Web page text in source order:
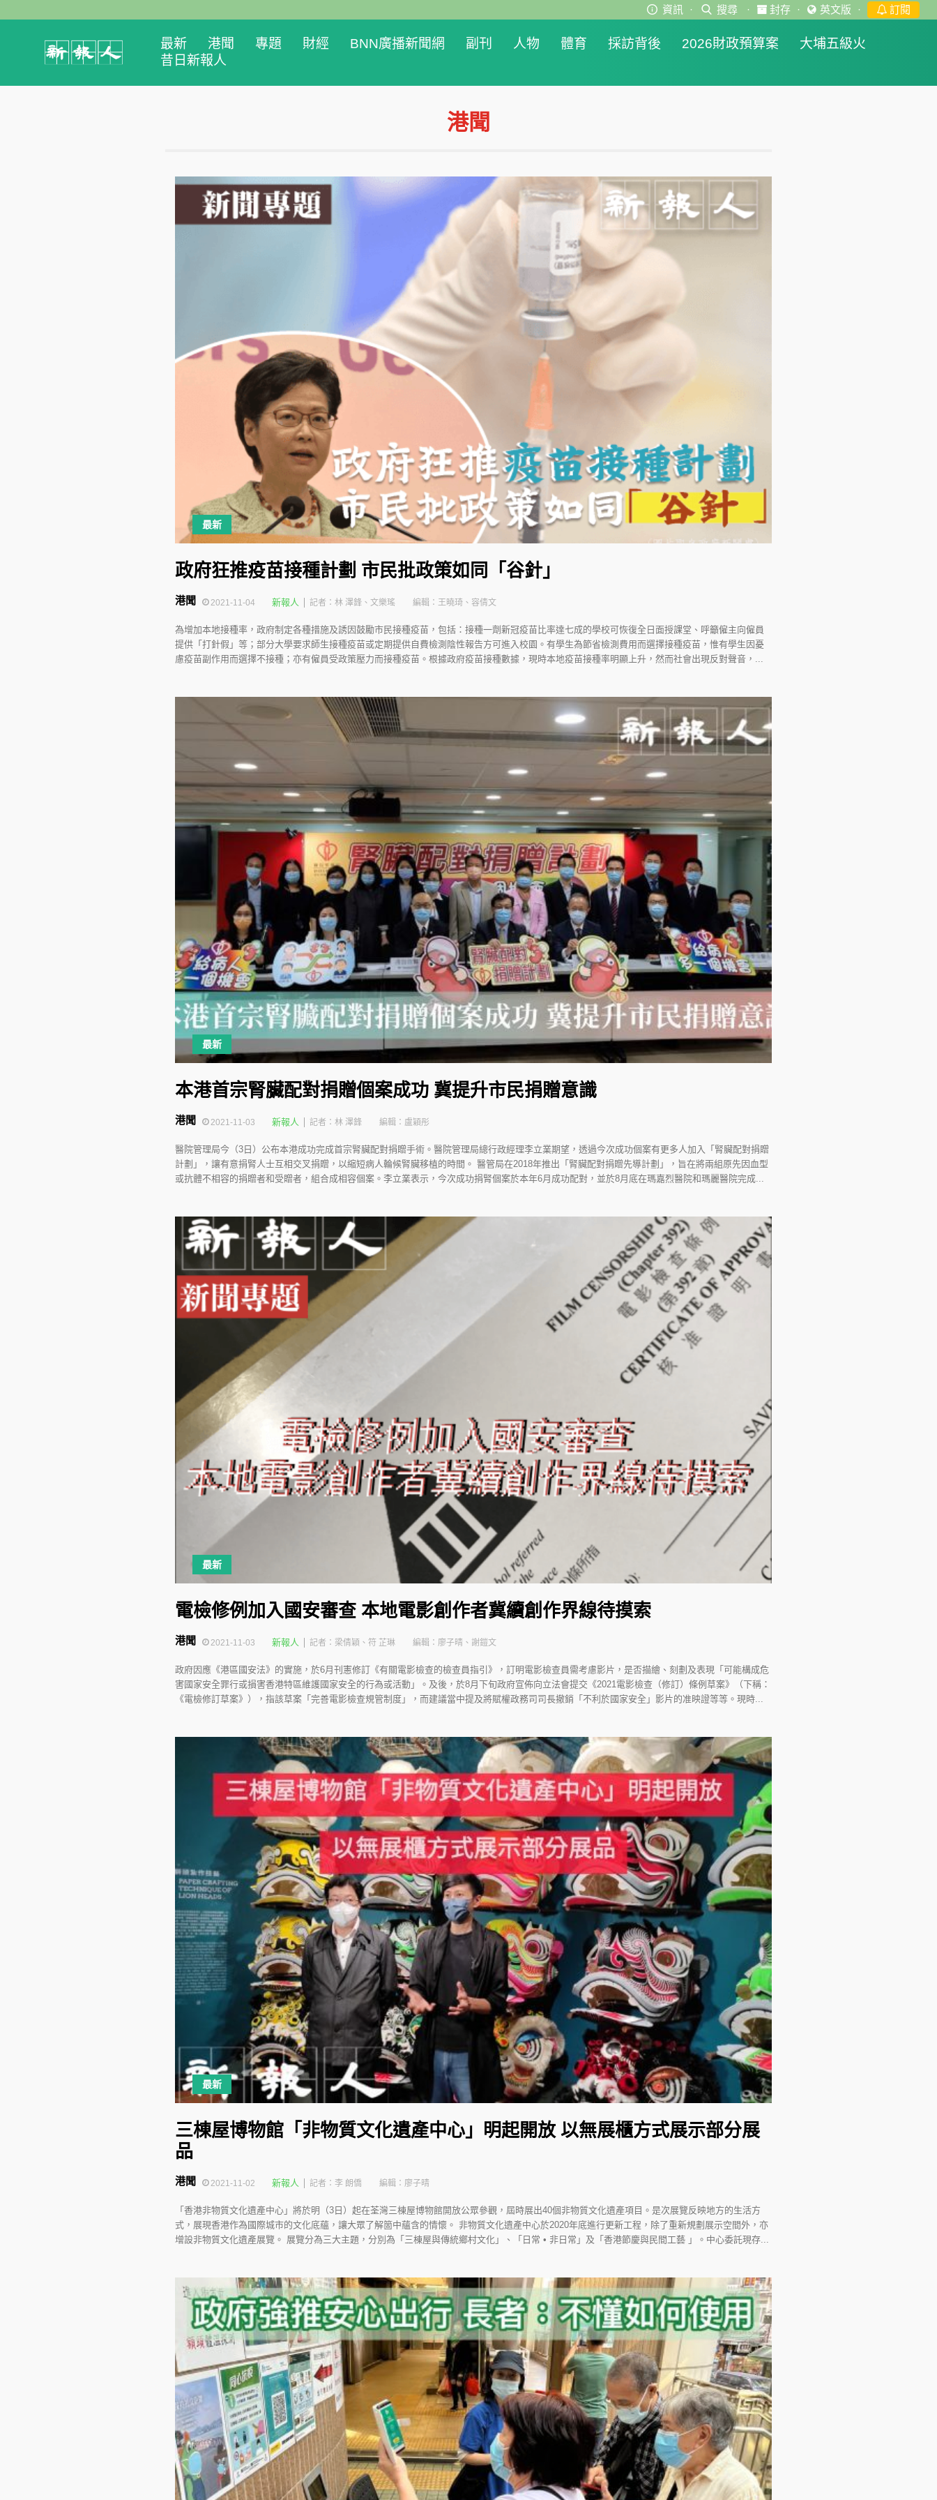
資訊 · 搜尋 · 封存 · 英文版 · 訂閱
最新 港聞 專題 財經 BNN廣播新聞網 副刊 人物 體育 採訪背後 2026財政預算案
大埔五級火
昔日新報人
港聞
最新
政府狂推疫苗接種計劃 市民批政策如同「谷針」
2021-11-04
港聞 新報人 記者：林 澤鋒、文樂瑤 編輯：王曉琦、容倩文
為增加本地接種率，政府制定各種措施及誘因鼓勵市民接種疫苗，包括：接種一劑新冠疫苗比率達七成的學校可恢復全日面授課堂、呼籲僱主向僱員
提供「打針假」等；部分大學要求師生接種疫苗或定期提供自費檢測陰性報告方可進入校園。有學生為節省檢測費用而選擇接種疫苗，惟有學生因憂
慮疫苗副作用而選擇不接種；亦有僱員受政策壓力而接種疫苗。根據政府疫苗接種數據，現時本地疫苗接種率明顯上升，然而社會出現反對聲音，...
最新
本港首宗腎臟配對捐贈個案成功 冀提升市民捐贈意識
2021-11-03
港聞 新報人 記者：林 澤鋒 編輯：盧穎彤
醫院管理局今（3日）公布本港成功完成首宗腎臟配對捐贈手術。醫院管理局總行政經理李立業期望，透過今次成功個案有更多人加入「腎臟配對捐贈
計劃」，讓有意捐腎人士互相交叉捐贈，以縮短病人輪候腎臟移植的時間。 醫管局在2018年推出「腎臟配對捐贈先導計劃」，旨在將兩組原先因血型
或抗體不相容的捐贈者和受贈者，組合成相容個案。李立業表示，今次成功捐腎個案於本年6月成功配對，並於8月底在瑪嘉烈醫院和瑪麗醫院完成...
最新
電檢修例加入國安審查 本地電影創作者冀續創作界線待摸索
2021-11-03
港聞 新報人 記者：梁倩穎、符 芷琳 編輯：廖子晴、謝鎧文
政府因應《港區國安法》的實施，於6月刊憲修訂《有關電影檢查的檢查員指引》，訂明電影檢查員需考慮影片，是否描繪、刻劃及表現「可能構成危
害國家安全罪行或損害香港特區維護國家安全的行為或活動」。及後，於8月下旬政府宣佈向立法會提交《2021電影檢查（修訂）條例草案》（下稱：
《電檢修訂草案》），指該草案「完善電影檢查規管制度」，而建議當中提及將賦權政務司司長撤銷「不利於國家安全」影片的准映證等等。現時...
最新
三棟屋博物館「非物質文化遺產中心」明起開放 以無展櫃方式展示部分展
品
2021-11-02
港聞 新報人 記者：李 朗僑 編輯：廖子晴
「香港非物質文化遺產中心」將於明（3日）起在荃灣三棟屋博物館開放公眾參觀，屆時展出40個非物質文化遺產項目。是次展覽反映地方的生活方
式，展現香港作為國際城市的文化底蘊，讓大眾了解箇中蘊含的情懷。 非物質文化遺產中心於2020年底進行更新工程，除了重新規劃展示空間外，亦
增設非物質文化遺產展覽。 展覽分為三大主題，分別為「三棟屋與傳統鄉村文化」、「日常 • 非日常」及「香港節慶與民間工藝 」。中心委託現存...